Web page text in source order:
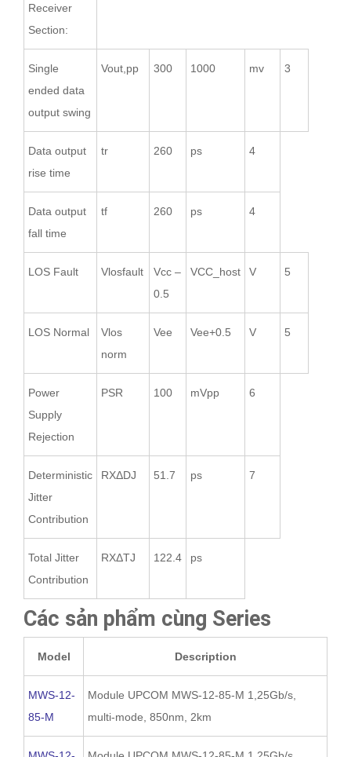
Receiver
Section:
Single
ended data
output swing
Vout,pp 300 1000 mv 3
Data output
rise time
tr 260 ps 4
Data output
fall time
tf 260 ps 4
LOS Fault Vlosfault
Vcc –
0.5
VCC_host V 5
LOS Normal
Vlos
norm
Vee Vee+0.5 V 5
Power
Supply
Rejection
PSR 100 mVpp 6
Deterministic
Jitter
Contribution
RXΔDJ 51.7 ps 7
Total Jitter
Contribution
RXΔTJ 122.4 ps
Các sản phẩm cùng Series
Model Description
MWS-12-
85-M
Module UPCOM MWS-12-85-M 1,25Gb/s,
multi-mode, 850nm, 2km